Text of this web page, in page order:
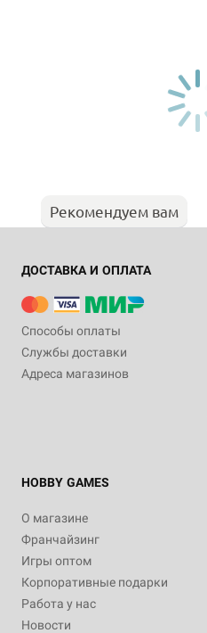
Рекомендуем вам
ДОСТАВКА И ОПЛАТА
Способы оплаты
Службы доставки
Адреса магазинов
HOBBY GAMES
О магазине
Франчайзинг
Игры оптом
Корпоративные подарки
Работа у нас
Новости